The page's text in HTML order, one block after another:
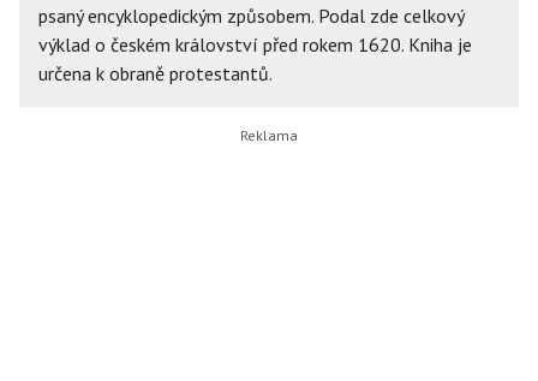
psaný encyklopedickým způsobem. Podal zde celkový
výklad o českém království před rokem 1620. Kniha je
určena k obraně protestantů.